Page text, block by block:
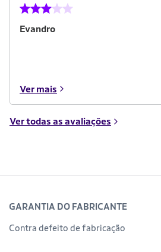
Evandro
Ver mais
Ver todas as avaliações
GARANTIA DO FABRICANTE
Contra defeito de fabricação